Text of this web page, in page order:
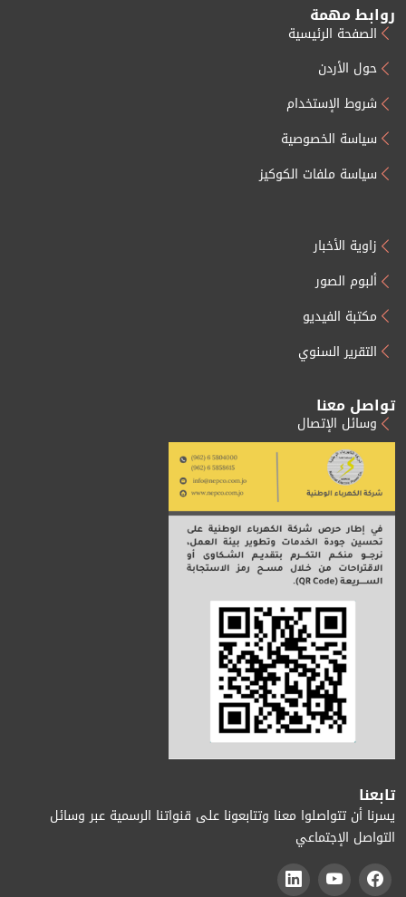
روابط مهمة
الصفحة الرئيسية
حول الأردن
شروط الإستخدام
سياسة الخصوصية
سياسة ملفات الكوكيز
زاوية الأخبار
ألبوم الصور
مكتبة الفيديو
التقرير السنوي
تواصل معنا
وسائل الإتصال
تابعنا
يسرنا أن تتواصلوا معنا وتتابعونا على قنواتنا الرسمية عبر وسائل
التواصل الإجتماعي